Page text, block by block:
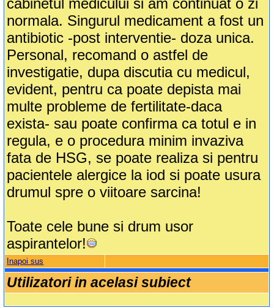
cabinetul medicului si am continuat o zi
normala. Singurul medicament a fost un
antibiotic -post interventie- doza unica.
Personal, recomand o astfel de
investigatie, dupa discutia cu medicul,
evident, pentru ca poate depista mai
multe probleme de fertilitate-daca
exista- sau poate confirma ca totul e in
regula, e o procedura minim invaziva
fata de HSG, se poate realiza si pentru
pacientele alergice la iod si poate usura
drumul spre o viitoare sarcina!
Toate cele bune si drum usor
aspirantelor!
Inapoi sus
Utilizatori in acelasi subiect